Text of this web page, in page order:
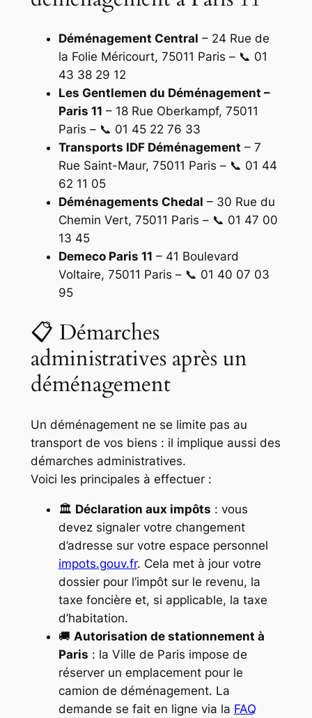
Déménagement Central – 24 Rue de
la Folie Méricourt, 75011 Paris – 📞 01
43 38 29 12
Les Gentlemen du Déménagement –
Paris 11 – 18 Rue Oberkampf, 75011
Paris – 📞 01 45 22 76 33
Transports IDF Déménagement – 7
Rue Saint-Maur, 75011 Paris – 📞 01 44
62 11 05
Déménagements Chedal – 30 Rue du
Chemin Vert, 75011 Paris – 📞 01 47 00
13 45
Demeco Paris 11 – 41 Boulevard
Voltaire, 75011 Paris – 📞 01 40 07 03
95
📋 Démarches
administratives après un
déménagement
Un déménagement ne se limite pas au
transport de vos biens : il implique aussi des
démarches administratives.
Voici les principales à effectuer :
🏛️ Déclaration aux impôts : vous
devez signaler votre changement
d’adresse sur votre espace personnel
impots.gouv.fr. Cela met à jour votre
dossier pour l’impôt sur le revenu, la
taxe foncière et, si applicable, la taxe
d’habitation.
🚚 Autorisation de stationnement à
Paris : la Ville de Paris impose de
réserver un emplacement pour le
camion de déménagement. La
demande se fait en ligne via la FAQ